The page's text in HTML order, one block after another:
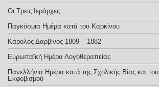
Οι Τρεις Ιεράρχες
Παγκόσμια Ημέρα κατά του Καρκίνου
Κάρολος Δαρβίνος 1809 – 1882
Ευρωπαϊκή Ημέρα Λογοθεραπείας
Πανελλήνια Ημέρα κατά της Σχολικής Βίας και του
Εκφοβισμού